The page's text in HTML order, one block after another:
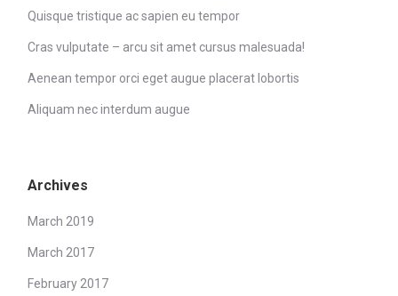
Quisque tristique ac sapien eu tempor
Cras vulputate – arcu sit amet cursus malesuada!
Aenean tempor orci eget augue placerat lobortis
Aliquam nec interdum augue
Archives
March 2019
March 2017
February 2017